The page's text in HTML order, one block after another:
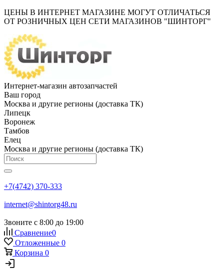
ЦЕНЫ В ИНТЕРНЕТ МАГАЗИНЕ МОГУТ ОТЛИЧАТЬСЯ
ОТ РОЗНИЧНЫХ ЦЕН СЕТИ МАГАЗИНОВ "ШИНТОРГ"
Интернет-магазин автозапчастей
Ваш город
Москва и другие регионы (доставка ТК)
Липецк
Воронеж
Тамбов
Елец
Москва и другие регионы (доставка ТК)
+7(4742) 370-333
internet@shintorg48.ru
Звоните с 8:00 до 19:00
Сравнение0
Отложенные 0
Корзина 0